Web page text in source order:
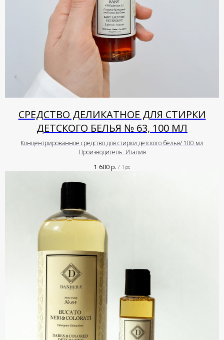
СРЕДСТВО ДЕЛИКАТНОЕ ДЛЯ СТИРКИ
ДЕТСКОГО БЕЛЬЯ № 63, 100 МЛ
Концентрированное средство для стирки детского белья/ 100 мл
Производитель: Италия
1 600р. / 1 pc